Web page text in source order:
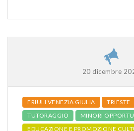
20 dicembre
FRIULI VENEZIA GIULIA TRIESTE
TUTORAGGIO
MINORI
EDUCAZIONE E PROMOZIONE